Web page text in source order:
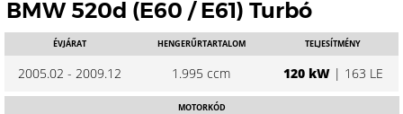
BMW 520d (E60 / E61) Turbó
ÉVJÁRAT
2005.02 - 2009.12
HENGERŰRTARTALOM
1.995 ccm
TELJESÍTMÉNY
120 kW| 163 LE
MOTORKÓD